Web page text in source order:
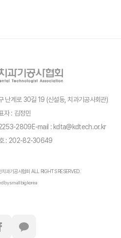
난계로 30길 19 (신설동, 치과기공사회관)
자 : 김정민
2809E-mail : kdta@kdtech.or.kr
호 : 202-82-30649
과기공사협회 ALL RIGHTS RESERVED.
by smallbigkorea